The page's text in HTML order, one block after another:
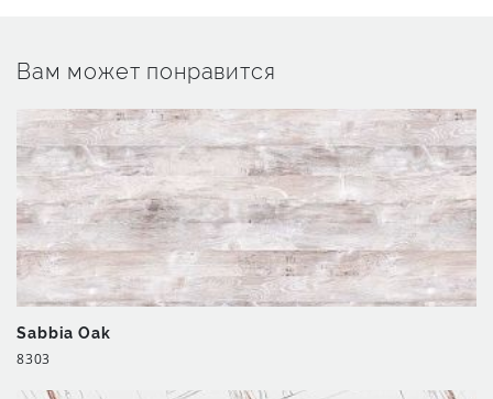
Вам может понравится
Sabbia Oak
8303